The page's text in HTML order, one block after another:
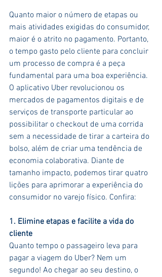
Quanto maior o número de etapas ou
mais atividades exigidas do consumidor,
maior é o atrito no pagamento. Portanto,
o tempo gasto pelo cliente para concluir
um processo de compra é a peça
fundamental para uma boa experiência.
O aplicativo Uber revolucionou os
mercados de pagamentos digitais e de
serviços de transporte particular ao
possibilitar o checkout de uma corrida
sem a necessidade de tirar a carteira do
bolso, além de criar uma tendência de
economia colaborativa. Diante de
tamanho impacto, podemos tirar quatro
lições para aprimorar a experiência do
consumidor no varejo físico. Confira:
1. Elimine etapas e facilite a vida do
cliente
Quanto tempo o passageiro leva para
pagar a viagem do Uber? Nem um
segundo! Ao chegar ao seu destino, o